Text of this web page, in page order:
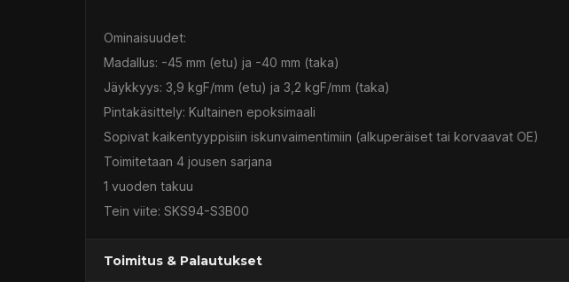
Ominaisuudet:
Madallus: -45 mm (etu) ja -40 mm (taka)
Jäykkyys: 3,9 kgF/mm (etu) ja 3,2 kgF/mm (taka)
Pintakäsittely: Kultainen epoksimaali
Sopivat kaikentyyppisiin iskunvaimentimiin (alkuperäiset tai korvaavat OE)
Toimitetaan 4 jousen sarjana
1 vuoden takuu
Tein viite: SKS94-S3B00
Toimitus & Palautukset